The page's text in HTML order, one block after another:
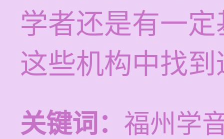
学者还是有一
这些机构中找
关键词： 福州学